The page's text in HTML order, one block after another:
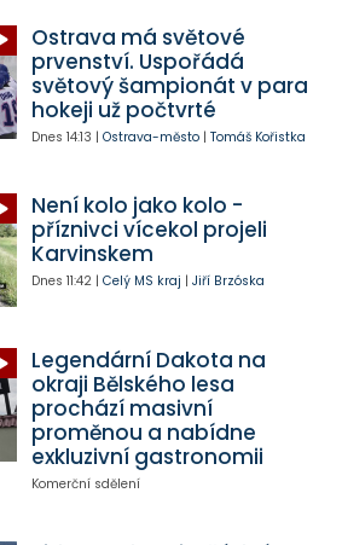
Ostrava má světové
prvenství. Uspořádá
světový šampionát v para
hokeji už počtvrté
Dnes 14:13 | Ostrava-město| Tomáš Kořistka
Není kolo jako kolo -
příznivci vícekol projeli
Karvinskem
Dnes 11:42| Celý MS kraj | Jiří Brzóska
Legendární Dakota na
okraji Bělského lesa
prochází masivní
proměnou a nabídne
exkluzivní gastronomii
Komerční sdělení